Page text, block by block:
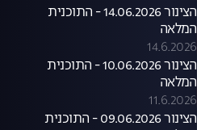
הצינור 14.06.2026 - התוכנית
המלאה
14.6.2026
הצינור 10.06.2026 - התוכנית
המלאה
11.6.2026
הצינור 09.06.2026 - התוכנית